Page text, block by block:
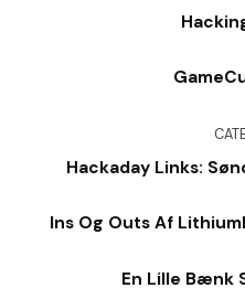
Hackaday Links:
Ins Og Outs Af
En Lille Bænk